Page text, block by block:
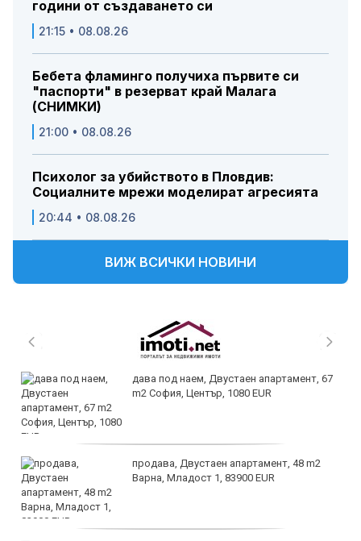
години от създаването си
21:15 • 08.08.26
Бебета фламинго получиха първите си
"паспорти" в резерват край Малага
(СНИМКИ)
21:00 • 08.08.26
Психолог за убийството в Пловдив:
Социалните мрежи моделират агресията
20:44 • 08.08.26
ВИЖ ВСИЧКИ НОВИНИ
дава под наем, Двустаен апартамент, 67
m2 София, Център, 1080 EUR
продава, Двустаен апартамент, 48 m2
Варна, Младост 1, 83900 EUR